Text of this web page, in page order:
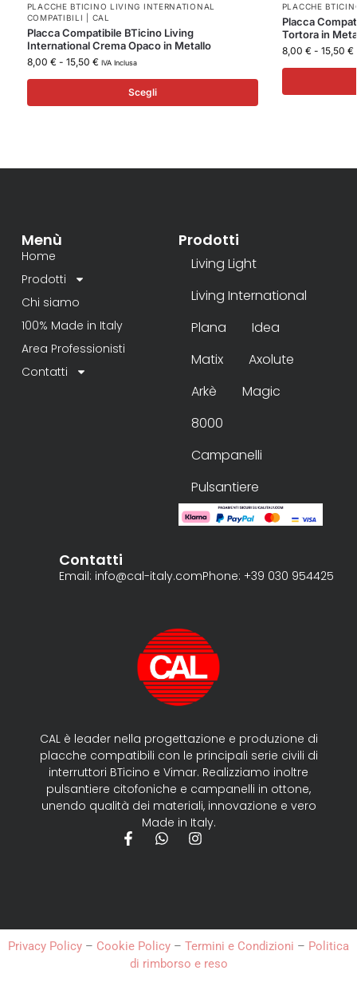
PLACCHE BTICINO LIVING INTERNATIONAL
COMPATIBILI | CAL
Placca Compatibile BTicino Living
International Crema Opaco in Metallo
8,00 € - 15,50 € IVA Inclusa
Scegli
PLACCHE
Placca
Tortora in
8,00 € - 15,50 €
CAL è leader nella progettazione e produzione di
placche compatibili con le principali serie civili di
interruttori BTicino e Vimar. Realizziamo inoltre
pulsantiere citofoniche e campanelli in ottone,
unendo qualità dei materiali, innovazione e vero
Made in Italy.
Menù
Home
Prodotti
Chi siamo
100% Made in Italy
Area Professionisti
Contatti
Prodotti
Living Light
Living International
Plana
Idea
Matix
Axolute
Arkè
Magic
8000
Campanelli
Pulsantiere
Contatti
Email: info@cal-italy.comPhone: +39 030 954425
Privacy Policy – Cookie Policy – Termini e Condizioni – Politica
di rimborso e reso